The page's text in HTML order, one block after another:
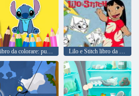
Libro da colorare: punto Lilo e Stitch libro da colorare